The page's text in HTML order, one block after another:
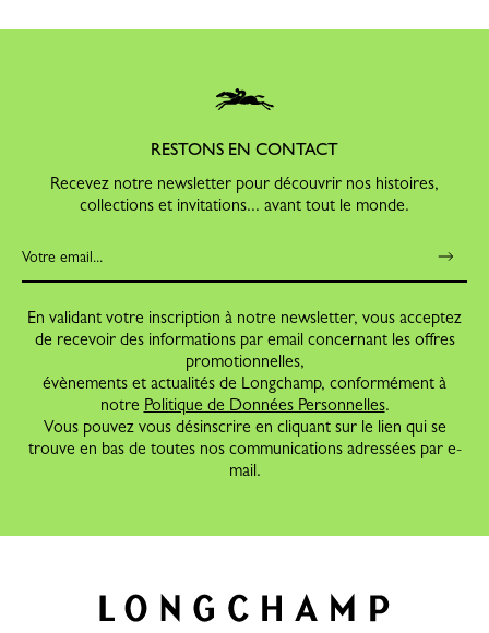
RESTONS EN CONTACT
Recevez notre newsletter pour découvrir nos histoires,
collections et invitations... avant tout le monde.
En validant votre inscription à notre newsletter, vous acceptez
de recevoir des informations par email concernant les offres
promotionnelles,
évènements et actualités de Longchamp, conformément à
notre Politique de Données Personnelles.
Vous pouvez vous désinscrire en cliquant sur le lien qui se
trouve en bas de toutes nos communications adressées par e-
mail.